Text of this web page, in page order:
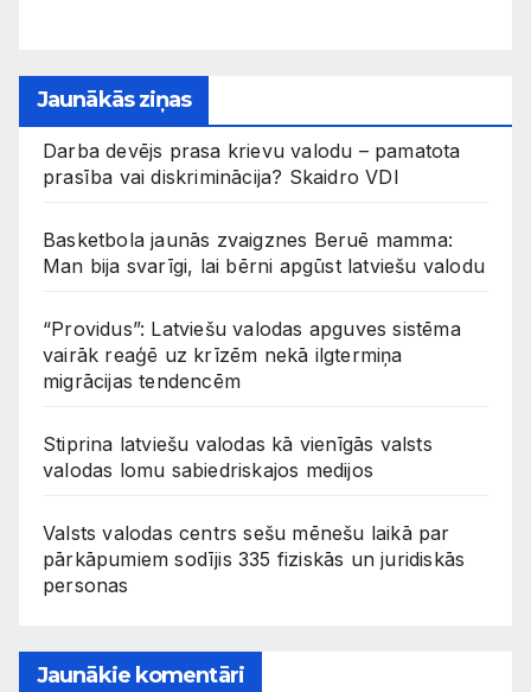
Jaunākās ziņas
Darba devējs prasa krievu valodu – pamatota
prasība vai diskriminācija? Skaidro VDI
Basketbola jaunās zvaigznes Beruē mamma:
Man bija svarīgi, lai bērni apgūst latviešu valodu
“Providus”: Latviešu valodas apguves sistēma
vairāk reaģē uz krīzēm nekā ilgtermiņa
migrācijas tendencēm
Stiprina latviešu valodas kā vienīgās valsts
valodas lomu sabiedriskajos medijos
Valsts valodas centrs sešu mēnešu laikā par
pārkāpumiem sodījis 335 fiziskās un juridiskās
personas
Jaunākie komentāri